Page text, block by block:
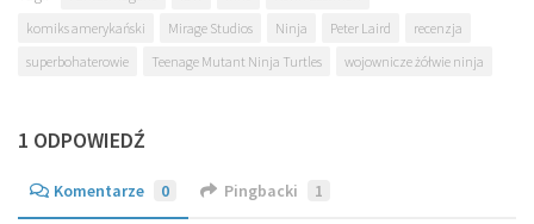
komiks amerykański
Mirage Studios Ninja Peter Laird
recenzja
superbohaterowie
Teenage Mutant Ninja Turtles wojownicze żółwie ninja
1 ODPOWIEDŹ
Komentarze 0 Pingbacki 1